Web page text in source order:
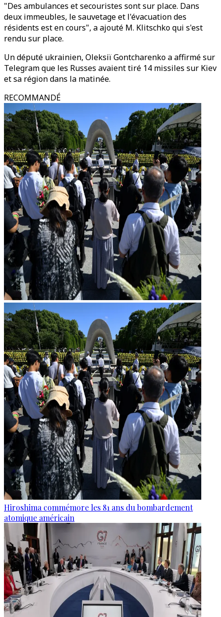
"Des ambulances et secouristes sont sur place. Dans
deux immeubles, le sauvetage et l'évacuation des
résidents est en cours", a ajouté M. Klitschko qui s'est
rendu sur place.
Un député ukrainien, Oleksiï Gontcharenko a affirmé sur
Telegram que les Russes avaient tiré 14 missiles sur Kiev
et sa région dans la matinée.
RECOMMANDÉ
Hiroshima commémore les 81 ans du bombardement
atomique américain